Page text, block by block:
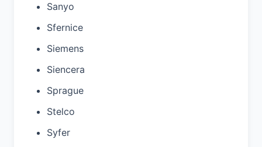
Sanyo
Sfernice
Siemens
Siencera
Sprague
Stelco
Syfer